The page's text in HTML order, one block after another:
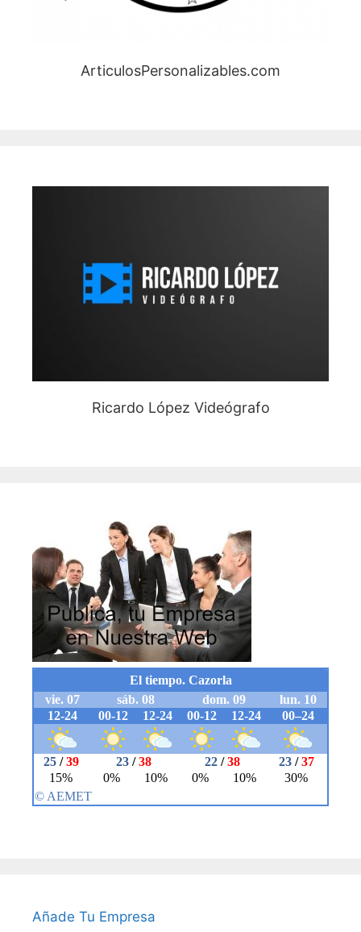
ArticulosPersonalizables.com
Ricardo López Videógrafo
Añade Tu Empresa